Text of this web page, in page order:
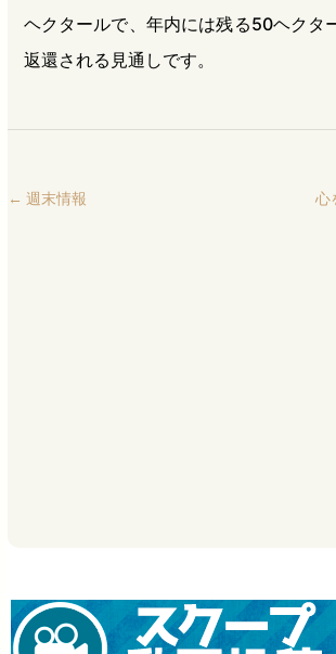
ヘクタールで、年内には残る50ヘクタ
返還される見通しです。
← 週末情報 心